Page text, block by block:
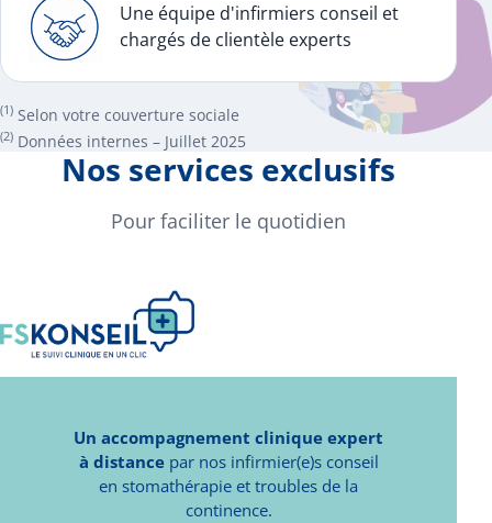
Une équipe d'infirmiers conseil et
chargés de clientèle experts
(1) Selon votre couverture sociale
(2) Données internes – Juillet 2025
Nos services exclusifs
Pour faciliter le quotidien
Un accompagnement clinique expert
à distancepar nos infirmier(e)s conseil
en stomathérapie et troubles de la
continence.